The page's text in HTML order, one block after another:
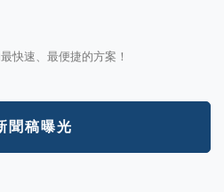
快速、最便捷的方案！
聞稿曝光